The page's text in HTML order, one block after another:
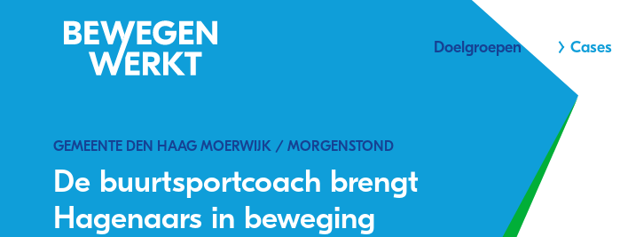
Doelgroepen Cases
GEMEENTE DEN HAAG MOERWIJK / MORGENSTOND
De buurtsportcoach brengt
Hagenaars in beweging